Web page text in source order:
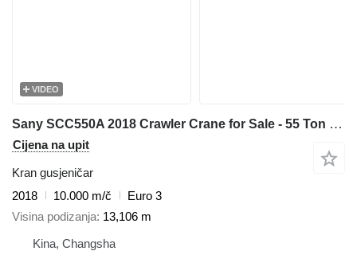
VIDEO
Sany SCC550A 2018 Crawler Crane for Sale - 55 Ton Capacity - Low Pric
Cijena na upit
Kran gusjeničar
2018
10.000 m/č
Euro 3
Visina podizanja 13,106 m
Kina, Changsha